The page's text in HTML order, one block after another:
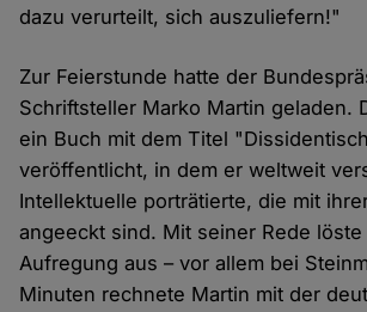
dazu verurteilt, sich auszuliefern!"
Zur Feierstunde hatte der
Schriftsteller Marko Martin geladen.
ein Buch mit dem Titel
veröffentlicht, in dem er weltweit
Intellektuelle porträtierte, die mit
angeeckt sind. Mit seiner Rede
Aufregung aus – vor allem bei
Minuten rechnete Martin mit der